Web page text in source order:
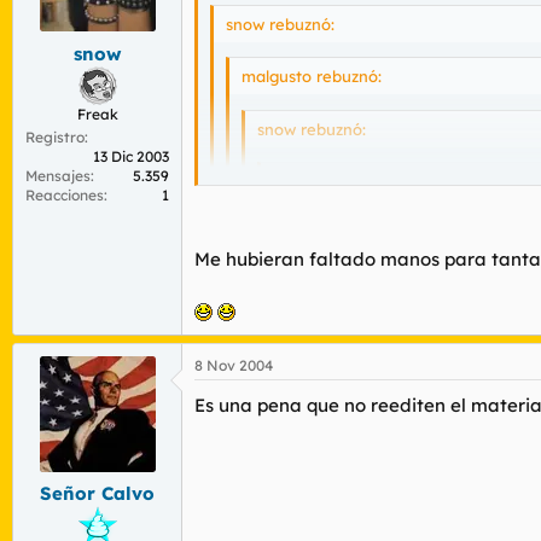
d
m
n
i
c
i
o
snow
Freak
Registro
13 Dic 2003
Mensajes
5.359
Reacciones
1
snow rebuznó:
malgusto rebuznó:
snow rebuznó:
Jacques de Molay rebuznó:
Mis tios tenían una enorme
Lo de encerrada en el baño era por
Me hubieran faltado manos para
Señor Calvo
8 Nov 2004
Es una pena que no reediten el